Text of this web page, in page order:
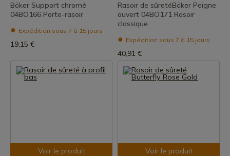
Böker Support chromé
04BO166 Porte-rasoir
Expédition sous 7 à 15 jours
19,15 €
Rasoir de sûretéBöker Peigne
ouvert 04BO171 Rasoir
classique
Expédition sous 7 à 15 jours
40,91 €
Voir le produit Voir le produit